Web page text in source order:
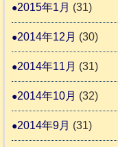
2015年1月 (31)
2014年12月 (30)
2014年11月 (31)
2014年10月 (32)
2014年9月 (31)